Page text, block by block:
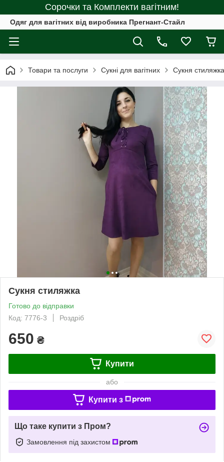
Сорочки та Комплекти вагітним!
Одяг для вагітних від виробника Прегнант-Стайл
Товари та послуги Сукні для вагітних Сукня стиляжка
Сукня стиляжка
Готово до відправки
Код: 7776-3
Роздріб
650 ₴
Купити
або
Купити з
Що таке купити з Пром?
Замовлення під захистом